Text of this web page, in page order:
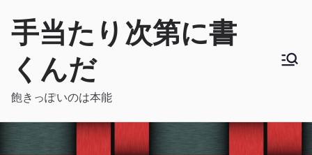
手当たり次第に書
くんだ
飽きっぽいのは本能